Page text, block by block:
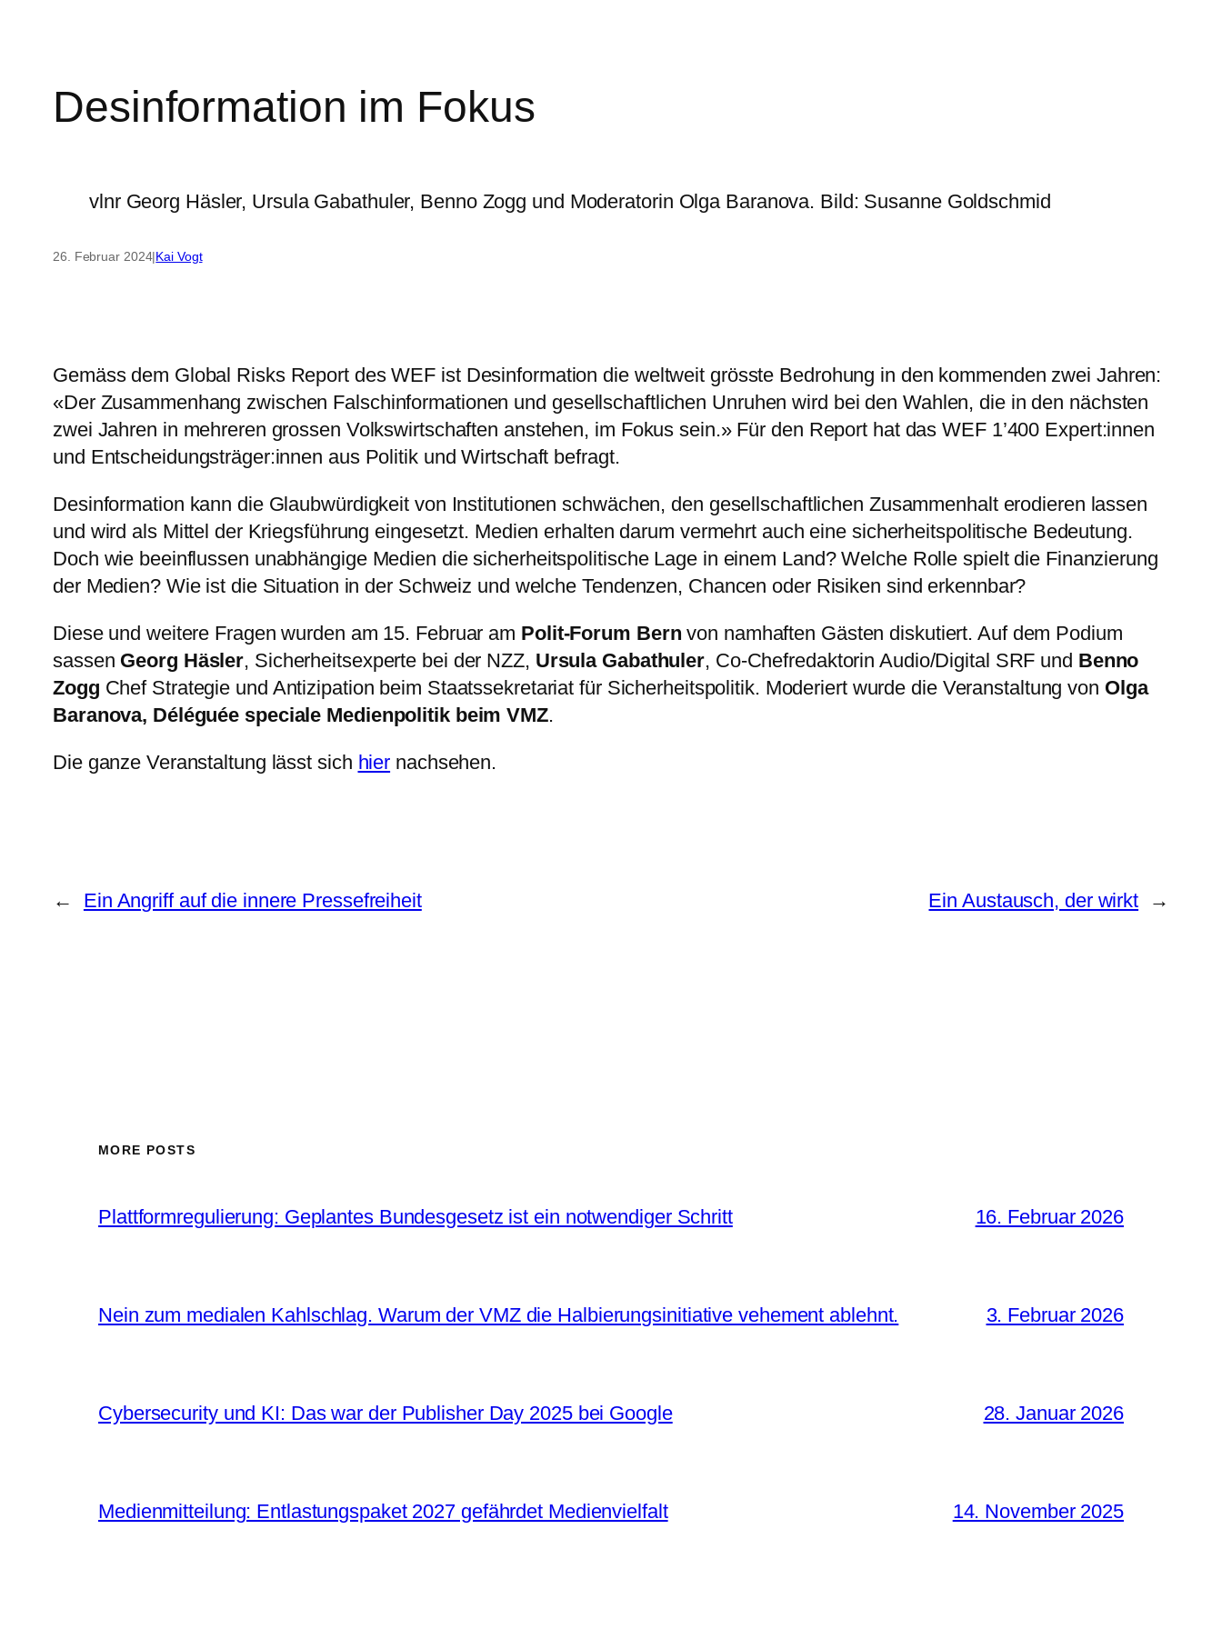
Desinformation im Fokus
vlnr Georg Häsler, Ursula Gabathuler, Benno Zogg und Moderatorin Olga Baranova. Bild: Susanne Goldschmid
26. Februar 2024|Kai Vogt
Gemäss dem Global Risks Report des WEF ist Desinformation die weltweit grösste Bedrohung in den kommenden zwei Jahren:
«Der Zusammenhang zwischen Falschinformationen und gesellschaftlichen Unruhen wird bei den Wahlen, die in den nächsten
zwei Jahren in mehreren grossen Volkswirtschaften anstehen, im Fokus sein.» Für den Report hat das WEF 1’400 Expert:innen
und Entscheidungsträger:innen aus Politik und Wirtschaft befragt.
Desinformation kann die Glaubwürdigkeit von Institutionen schwächen, den gesellschaftlichen Zusammenhalt erodieren lassen
und wird als Mittel der Kriegsführung eingesetzt. Medien erhalten darum vermehrt auch eine sicherheitspolitische Bedeutung.
Doch wie beeinflussen unabhängige Medien die sicherheitspolitische Lage in einem Land? Welche Rolle spielt die Finanzierung
der Medien? Wie ist die Situation in der Schweiz und welche Tendenzen, Chancen oder Risiken sind erkennbar?
Diese und weitere Fragen wurden am 15. Februar am Polit-Forum Bern von namhaften Gästen diskutiert. Auf dem Podium
sassen Georg Häsler, Sicherheitsexperte bei der NZZ, Ursula Gabathuler, Co-Chefredaktorin Audio/Digital SRF und Benno
Zogg Chef Strategie und Antizipation beim Staatssekretariat für Sicherheitspolitik. Moderiert wurde die Veranstaltung von Olga
Baranova, Déléguée speciale Medienpolitik beim VMZ.
Die ganze Veranstaltung lässt sich hier nachsehen.
← Ein Angriff auf die innere Pressefreiheit Ein Austausch, der wirkt →
MORE POSTS
Plattformregulierung: Geplantes Bundesgesetz ist ein notwendiger Schritt 16. Februar 2026
Nein zum medialen Kahlschlag. Warum der VMZ die Halbierungsinitiative vehement ablehnt. 3. Februar 2026
Cybersecurity und KI: Das war der Publisher Day 2025 bei Google 28. Januar 2026
Medienmitteilung: Entlastungspaket 2027 gefährdet Medienvielfalt 14. November 2025